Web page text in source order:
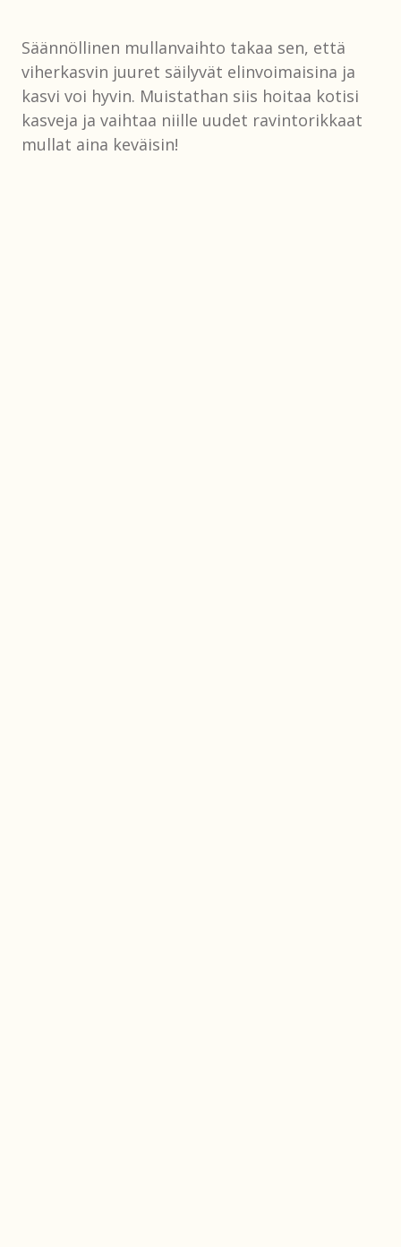
Säännöllinen mullanvaihto takaa sen, että
viherkasvin juuret säilyvät elinvoimaisina ja
kasvi voi hyvin. Muistathan siis hoitaa kotisi
kasveja ja vaihtaa niille uudet ravintorikkaat
mullat aina keväisin!